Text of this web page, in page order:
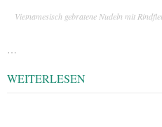
Vietnamesisch gebratene Nudeln mit
…
WEITERLESEN